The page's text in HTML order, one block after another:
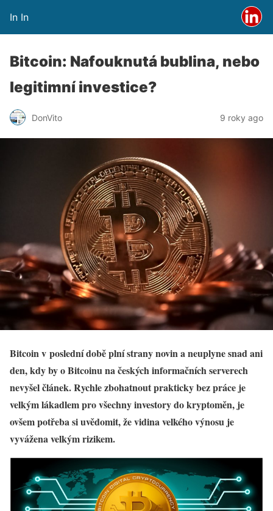
In In
Bitcoin: Nafouknutá bublina, nebo
legitimní investice?
DonVito 9 roky ago
Bitcoin v poslední době plní strany novin a neuplyne snad ani
den, kdy by o Bitcoinu na českých informačních serverech
nevyšel článek. Rychle zbohatnout prakticky bez práce je
velkým lákadlem pro všechny investory do kryptoměn, je
ovšem potřeba si uvědomit, že vidina velkého výnosu je
vyvážena velkým rizikem.